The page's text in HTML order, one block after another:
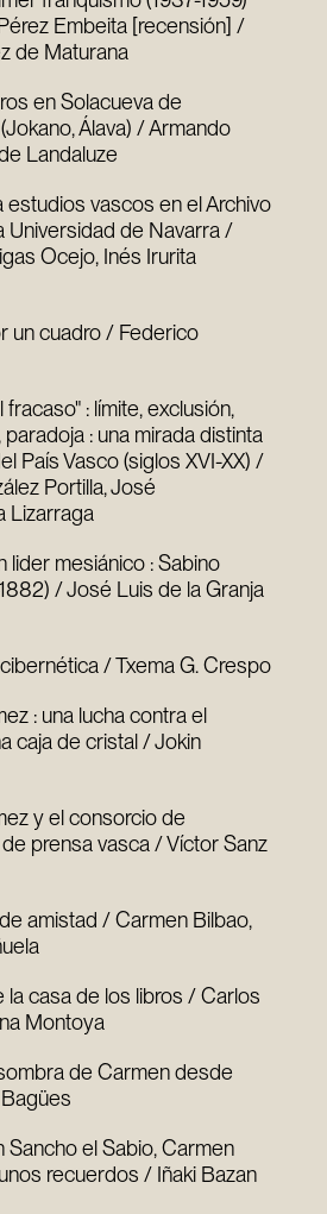
Embeita [recensión] /
de Maturana
en Solacueva de
Álava) / Armando
Landaluze
estudios vascos en el Archivo
Universidad de Navarra /
Ocejo, Inés Irurita
un cuadro / Federico
fracaso" : límite, exclusión,
: una mirada distinta
País Vasco (siglos XVI-XX) /
Portilla, José
Lizarraga
lider mesiánico : Sabino
/ José Luis de la Granja
/ Txema G. Crespo
: una lucha contra el
caja de cristal / Jokin
y el consorcio de
prensa vasca / Víctor Sanz
amistad / Carmen Bilbao,
la casa de los libros / Carlos
Montoya
de Carmen desde
Sancho el Sabio, Carmen
recuerdos / Iñaki Bazan